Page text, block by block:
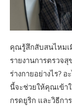
คุณรู้สึกสับสนไหมเ
รายงานการตรวจ
ร่างกายอย่างไร?
นี้จะช่วยให้คุณเข้า
กรดยูริก และวิธีกา